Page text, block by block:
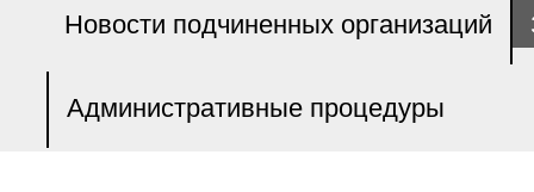
Новости подчиненных организаций
Административные процедуры